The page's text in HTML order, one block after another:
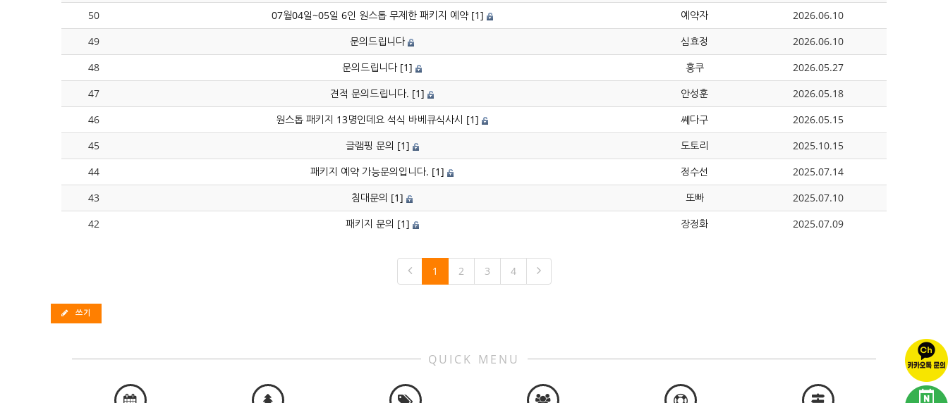
50
07월04일~05일 6인 원스톱 무제한 패키지 예약 [1] 예약자
2026.06.10
49
문의드립니다 심효정
2026.06.10
48
문의드립니다 [1] 홍쿠
2026.05.27
47
견적 문의드립니다. [1] 안성훈
2026.05.18
46
원스톱 패키지 13명인데요 석식 바베큐식사시 [1] 쎼다구
2026.05.15
45
글램핑 문의 [1] 도토리
2025.10.15
44
패키지 예약 가능문의입니다. [1] 정수선
2025.07.14
43
침대문의 [1] 또빠
2025.07.10
42
패키지 문의 [1] 장정화 2025.07.09
1 2 3 4
쓰기
QUICK MENU